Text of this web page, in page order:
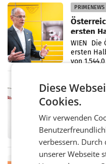
PRIMENEWS
ersten
WIEN Die
ersten
von
einem
MARKETING
Frühjahr
wieder
Diese
Cookies.
Wir verwenden
verbessern.
unserer Webseite